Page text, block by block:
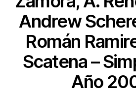
Andrew
Román
Scatena –
Año